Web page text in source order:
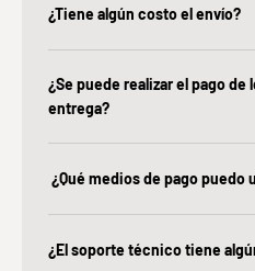
¿Tiene algún costo el envío?
¿Se puede realizar el pago
entrega?
¿Qué medios de pago puedo
¿El soporte técnico tiene